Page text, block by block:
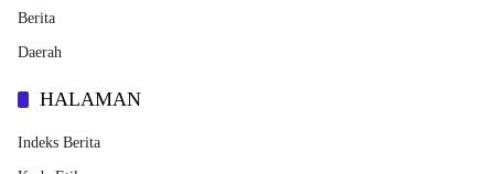
Berita
Daerah
HALAMAN
Indeks Berita